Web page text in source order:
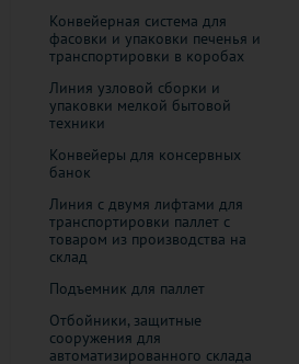
Конвейерная система для
фасовки и упаковки печенья и
транспортировки в коробах
Линия узловой сборки и
упаковки мелкой бытовой
техники
Конвейеры для консервных
банок
Линия с двумя лифтами для
транспортировки паллет с
товаром из производства на
склад
Подъемник для паллет
Отбойники, защитные
сооружения для
автоматизированного склада